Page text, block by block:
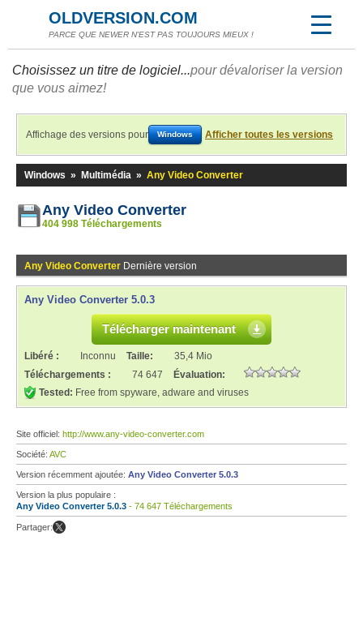
OLDVERSION.COM
PARCE QUE NEWER N'EST PAS TOUJOURS MIEUX !
Choisissez un titre de logiciel...pour dévaloriser la version
que vous aimez!
Affichage des versions pour Windows Afficher toutes les versions
Windows » Multimédia » Any Video Converter
Any Video Converter
404 998 Téléchargements
Any Video Converter Dernière version
Any Video Converter 5.0.3
Télécharger maintenant
Libéré : Inconnu Taille:
35,4 Mio
Téléchargements :
74 647
Évaluation:
Tested: Free from spyware, adware and viruses
Site officiel: http://www.any-video-converter.com
Société: AVC
Version récemment ajoutée: Any Video Converter 5.0.3
Version la plus populaire :
Any Video Converter 5.0.3 - 74 647 Téléchargements
Partager: